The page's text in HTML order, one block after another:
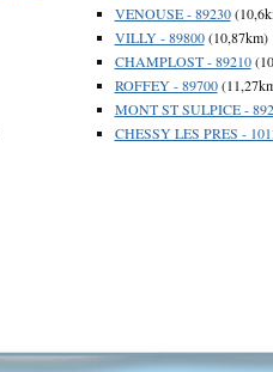
VENOUSE - 89230
VILLY - 89800(10,87km)
CHAMPLOST - 89210
ROFFEY - 89700
MONT ST SULPICE -
CHESSY LES PRES -